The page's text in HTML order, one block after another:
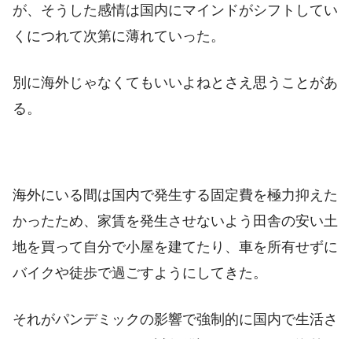
が、そうした感情は国内にマインドがシフトしてい
くにつれて次第に薄れていった。
別に海外じゃなくてもいいよねとさえ思うことがあ
る。
海外にいる間は国内で発生する固定費を極力抑えた
かったため、家賃を発生させないよう田舎の安い土
地を買って自分で小屋を建てたり、車を所有せずに
バイクや徒歩で過ごすようにしてきた。
それがパンデミックの影響で強制的に国内で生活さ